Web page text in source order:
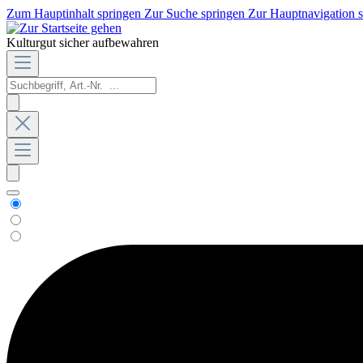
Zum Hauptinhalt springen Zur Suche springen Zur Hauptnavigation
Kulturgut sicher aufbewahren